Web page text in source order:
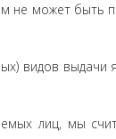
не может быть
видов выдачи
лиц, мы